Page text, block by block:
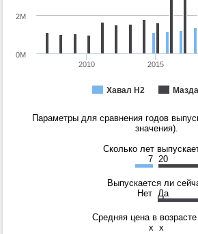
Хавал Н2
2010 2015
0M
2M
Параметры для сравнения годов
значения).
Сколько лет
7 20
Выпускается ли
Нет Да
Средняя цена в
x x